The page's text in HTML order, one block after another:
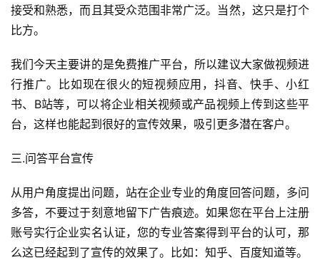
接受和熟悉，而且其受众范围非常广泛。当然，这只是打个
比方。
我们今天主要讲的是免费推广平台，所以建议大家做视频进
行推广。比如现在很火的短视频应用，抖音、快手、小红
书、B站等，可以将企业相关视频或产品视频上传到这些平
台，这样也能起到很好的宣传效果，吸引更多潜在客户。
三.问答平台宣传
从用户角度提出问题，站在企业专业的角度回答问题，多问
多答，不要过于刻意地留下广告痕迹。如果您在平台上注册
账号实行企业实名认证，您的专业答案得到平台的认可，那
么这已经起到了宣传的效果了。比如：知乎、百度知道等。